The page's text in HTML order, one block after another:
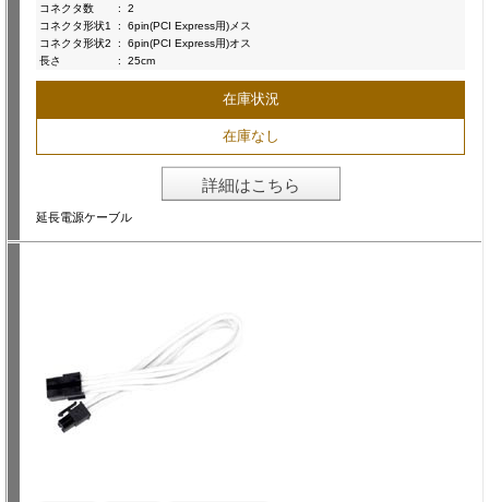
コネクタ数
:
2
コネクタ形状1
:
6pin(PCI Express用)メス
コネクタ形状2
:
6pin(PCI Express用)オス
長さ
: 25cm
在庫状況
在庫なし
詳細はこちら
延長電源ケーブル